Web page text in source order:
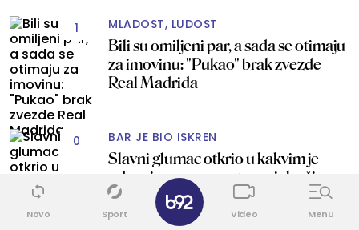
1 MLADOST, LUDOST
Bili su omiljeni par, a sada se otimaju
za imovinu: "Pukao" brak zvezde
Real Madrida
0 BAR JE BIO ISKREN
Slavni glumac otkrio u kakvim je
odnosima sa suprugom – iako žive
odvojeno
Novo Sport Video Menu
✕